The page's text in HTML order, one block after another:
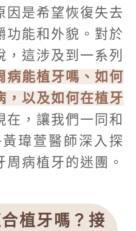
因是希望恢復失去
功能和外貌。對於
這涉及到一系列
病能植牙嗎、如何
，以及如何在植牙
在，讓我們一同和
瑋萱醫師深入探
病植牙的迷團。
植牙嗎？接